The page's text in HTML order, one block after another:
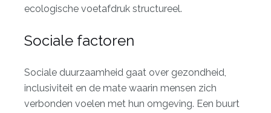
ecologische voetafdruk structureel.
Sociale factoren
Sociale duurzaamheid gaat over gezondheid,
inclusiviteit en de mate waarin mensen zich
verbonden voelen met hun omgeving. Een buurt